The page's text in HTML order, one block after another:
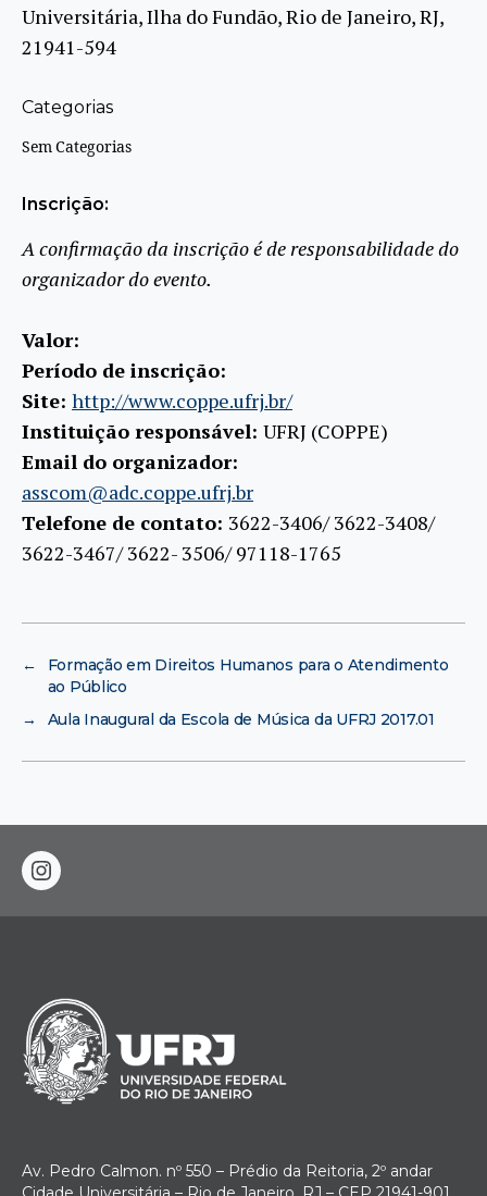
Universitária, Ilha do Fundão, Rio de Janeiro, RJ,
21941-594
Categorias
Sem Categorias
Inscrição:
A confirmação da inscrição é de responsabilidade do
organizador do evento.
Valor:
Período de inscrição:
Site: http://www.coppe.ufrj.br/
Instituição responsável: UFRJ (COPPE)
Email do organizador:
asscom@adc.coppe.ufrj.br
Telefone de contato: 3622-3406/ 3622-3408/
3622-3467/ 3622- 3506/ 97118-1765
←
Formação em Direitos Humanos para o Atendimento
ao Público
→
Aula Inaugural da Escola de Música da UFRJ 2017.01
instagram
Av. Pedro Calmon. nº 550 – Prédio da Reitoria, 2º andar